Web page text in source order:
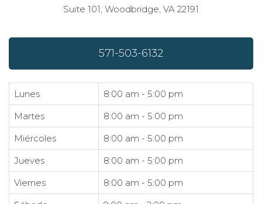
Suite 101, Woodbridge, VA 22191
571-503-6132
Lunes
8:00 am - 5:00 pm
Martes
8:00 am - 5:00 pm
Miércoles
8:00 am - 5:00 pm
Jueves
8:00 am - 5:00 pm
Viernes
8:00 am - 5:00 pm